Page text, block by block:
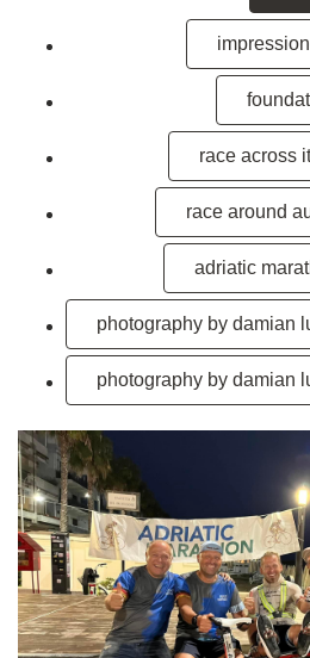
race across
race around
adriatic
photography by damian
photography by damian